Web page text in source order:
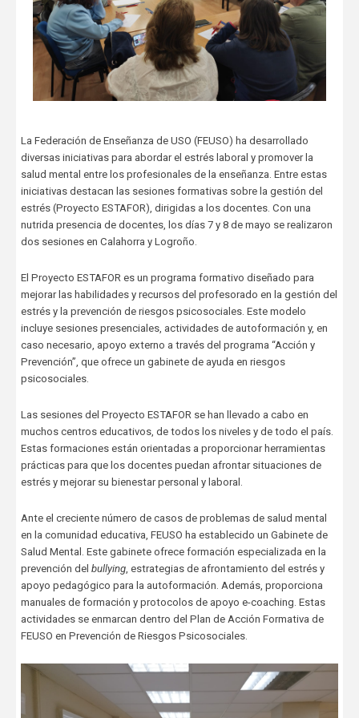
La Federación de Enseñanza de USO (FEUSO) ha desarrollado
diversas iniciativas para abordar el estrés laboral y promover la
salud mental entre los profesionales de la enseñanza. Entre estas
iniciativas destacan las sesiones formativas sobre la gestión del
estrés (Proyecto ESTAFOR), dirigidas a los docentes. Con una
nutrida presencia de docentes, los días 7 y 8 de mayo se realizaron
dos sesiones en Calahorra y Logroño.
El Proyecto ESTAFOR es un programa formativo diseñado para
mejorar las habilidades y recursos del profesorado en la gestión del
estrés y la prevención de riesgos psicosociales. Este modelo
incluye sesiones presenciales, actividades de autoformación y, en
caso necesario, apoyo externo a través del programa “Acción y
Prevención”, que ofrece un gabinete de ayuda en riesgos
psicosociales.
Las sesiones del Proyecto ESTAFOR se han llevado a cabo en
muchos centros educativos, de todos los niveles y de todo el país.
Estas formaciones están orientadas a proporcionar herramientas
prácticas para que los docentes puedan afrontar situaciones de
estrés y mejorar su bienestar personal y laboral.
Ante el creciente número de casos de problemas de salud mental
en la comunidad educativa, FEUSO ha establecido un Gabinete de
Salud Mental. Este gabinete ofrece formación especializada en la
prevención del bullying, estrategias de afrontamiento del estrés y
apoyo pedagógico para la autoformación. Además, proporciona
manuales de formación y protocolos de apoyo e-coaching. Estas
actividades se enmarcan dentro del Plan de Acción Formativa de
FEUSO en Prevención de Riesgos Psicosociales.